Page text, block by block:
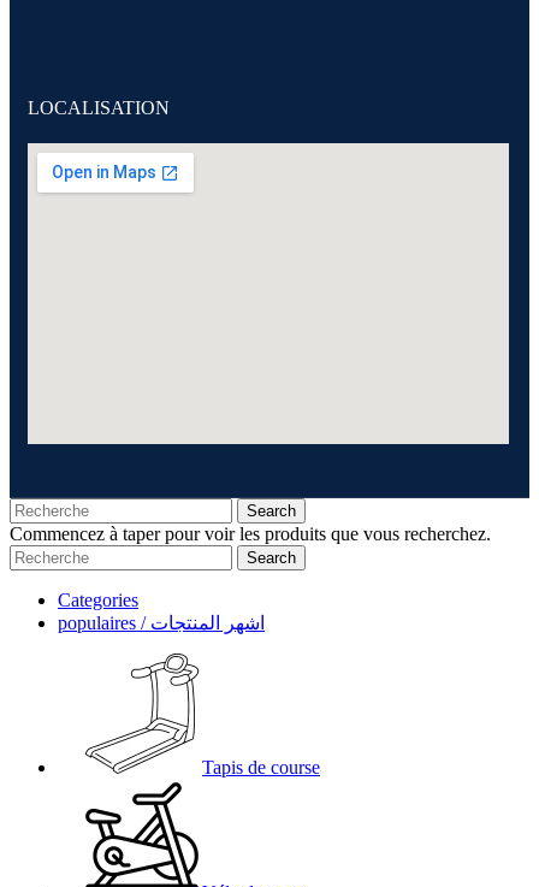
LOCALISATION
Search
Commencez à taper pour voir les produits que vous recherchez.
Search
Categories
populaires / اشهر المنتجات
Tapis de course